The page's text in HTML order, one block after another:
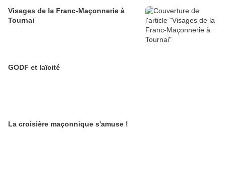
Visages de la Franc-Maçonnerie à
Tournai
GODF et laïcité
La croisière maçonnique s'amuse !